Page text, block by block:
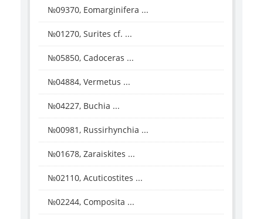
№09370, Eomarginifera ...
№01270, Surites cf. ...
№05850, Cadoceras ...
№04884, Vermetus ...
№04227, Buchia ...
№00981, Russirhynchia ...
№01678, Zaraiskites ...
№02110, Acuticostites ...
№02244, Composita ...